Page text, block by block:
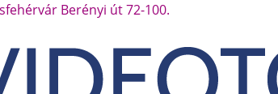
Berényi út 72-100.